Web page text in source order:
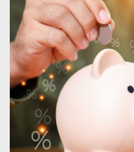
sua aposentadoria